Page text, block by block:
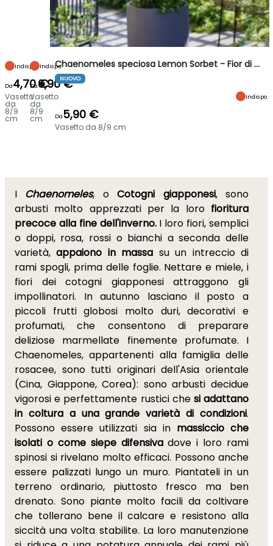
Indispo.
Da4,70 €
Vasetto
da
8/9
cm
Indispo.
Da6,90 €
Vasetto
da
8/9
cm
Chaenomeles speciosa Lemon Sorbet - Fior di …
NUOVO
Indispo.
Da5,90 €
Vasetto da 8/9 cm
I Chaenomeles, oCotogni giapponesi, sono
arbusti molto apprezzati per la loro fioritura
precoce alla fine dell'inverno.I loro fiori, semplici
o doppi, rosa, rossi o bianchi a seconda delle
varietà,appaiono in massa su un intreccio di
rami spogli, prima delle foglie. Nettare e miele, i
fiori dei cotogni giapponesi attraggono gli
impollinatori. In autunno lasciano il posto a
piccoli frutti globosi molto duri, decorativi e
profumati, che consentono di preparare
deliziose marmellate finemente profumate. I
Chaenomeles, appartenenti alla famiglia delle
rosacee, sono tutti originari dell'Asia orientale
(Cina, Giappone, Corea): sono arbusti decidue
vigorosi e perfettamente rustici che si adattano
in coltura a una grande varietà di condizioni.
Possono essere utilizzati sia in massiccio che
isolati o come siepe difensivadove i loro rami
spinosi si rivelano molto efficaci. Possono anche
essere palizzati lungo un muro. Piantateli in un
terreno ordinario, piuttosto fresco ma ben
drenato. Sono piante molto facili da coltivare
che tollerano bene il calcare e resistono alla
siccità una volta stabilite. La loro manutenzione